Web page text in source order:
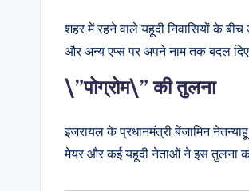
शहर में रहने वाले यहूदी निवासियों के
और अन्य एप्स पर अपने नाम तक बदल दिए
\”पोग्रोम\” की तुलना
इजरायल के प्रधानमंत्री बेंजामिन
मेयर और कई यहूदी नेताओं ने इस तुलना